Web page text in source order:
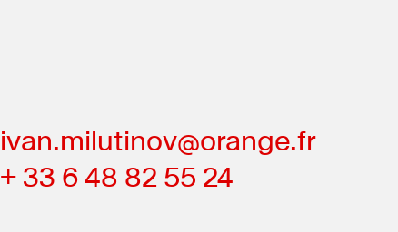
ivan.milutinov@orange.fr
+ 33 6 48 82 55 24